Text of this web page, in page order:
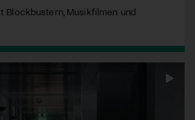
Blockbustern, Musikfilmen und